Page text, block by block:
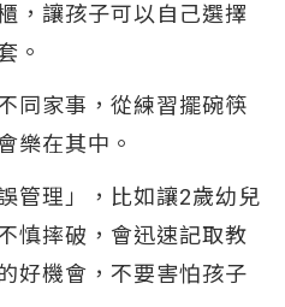
，讓孩子可以自己選擇
。
同家事，從練習擺碗筷
樂在其中。
管理」，比如讓2歲幼兒
慎摔破，會迅速記取教
好機會，不要害怕孩子